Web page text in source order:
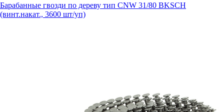
Барабанные гвозди по дереву тип CNW 31/80 BKSCH
(винт.накат., 3600 шт/уп)